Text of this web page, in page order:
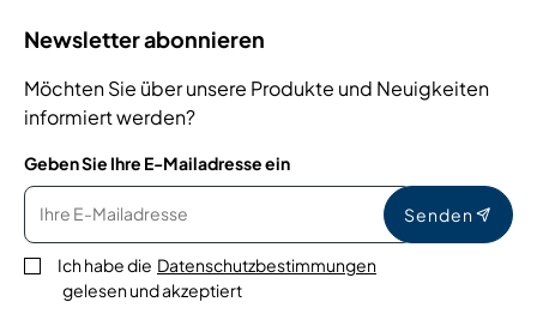
Newsletter abonnieren
Möchten Sie über unsere Produkte und Neuigkeiten
informiert werden?
Geben Sie Ihre E-Mailadresse ein
Senden
Ich habe die Datenschutzbestimmungen
gelesen und akzeptiert